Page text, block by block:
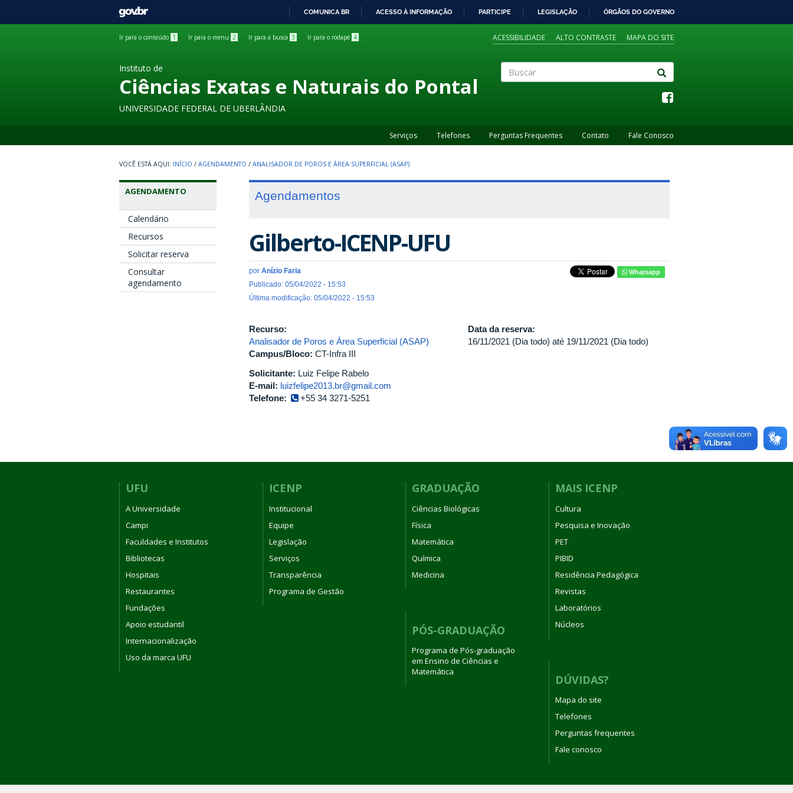
GOVBR
COMUNICA BR ACESSO À INFORMAÇÃO PARTICIPE LEGISLAÇÃO ÓRGÃOS DO GOVERNO
Ir para o conteúdo 1 Ir para o menu 2 Ir para a busca 3 Ir para o rodapé 4 ACESSIBILIDADE ALTO CONTRASTE MAPA DO SITE
Instituto de
Ciências Exatas e Naturais do Pontal
UNIVERSIDADE FEDERAL DE UBERLÂNDIA
Serviços Telefones Perguntas Frequentes Contato Fale Conosco
INÍCIO / AGENDAMENTO / ANALISADOR DE POROS E ÁREA SUPERFICIAL (ASAP)
AGENDAMENTO
Calendário
Recursos
Solicitar reserva
Consultar
agendamento
Agendamentos
Gilberto-ICENP-UFU
por Anízio Faria
Publicado: 05/04/2022 - 15:53
Última modificação: 05/04/2022 - 15:53
Whatsapp
Recurso:
Analisador de Poros e Área Superficial (ASAP)
Campus/Bloco: CT-Infra III
Solicitante: Luiz Felipe Rabelo
E-mail: luizfelipe2013.br@gmail.com
Telefone:
+55 34 3271-5251
Data da reserva:
16/11/2021 (Dia todo) até 19/11/2021 (Dia todo)
UFU
A Universidade
Campi
Faculdades e Institutos
Bibliotecas
Hospitais
Restaurantes
Fundações
Apoio estudantil
Internacionalização
Uso da marca UFU
ICENP
Institucional
Equipe
Legislação
Serviços
Transparência
Programa de Gestão
GRADUAÇÃO
Ciências Biológicas
Física
Matemática
Química
Medicina
PÓS-GRADUAÇÃO
Programa de Pós-graduação
em Ensino de Ciências e
Matemática
MAIS ICENP
Cultura
Pesquisa e Inovação
PET
PIBID
Residência Pedagógica
Revistas
Laboratórios
Núcleos
DÚVIDAS?
Mapa do site
Telefones
Perguntas frequentes
Fale conosco